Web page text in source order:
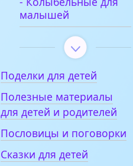
малышей
Поделки для детей
Полезные материалы
для детей и родителей
Пословицы и поговорки
Сказки для детей